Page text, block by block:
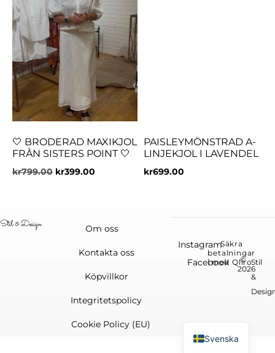
🤍 BRODERAD MAXIKJOL
FRÅN SISTERS POINT 🤍
kr799.00 kr399.00
PAISLEYMÖNSTRAD A-
LINJEKJOL I LAVENDEL
kr699.00
Om oss
Kontakta oss
Köpvillkor
Integritetspolicy
Cookie Policy (EU)
©
2026
Stil
&
Instagram
Facebook
Säkra
betalningar
med Qliro
Svenska